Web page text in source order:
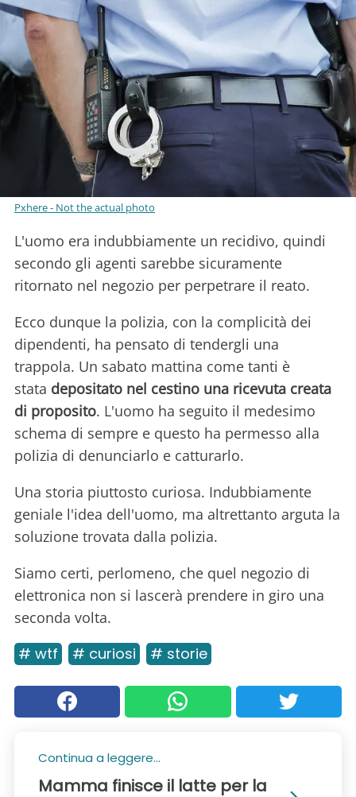
Pxhere - Not the actual photo
L'uomo era indubbiamente un recidivo, quindi
secondo gli agenti sarebbe sicuramente
ritornato nel negozio per perpetrare il reato.
Ecco dunque la polizia, con la complicità dei
dipendenti, ha pensato di tendergli una
trappola. Un sabato mattina come tanti è
stata depositato nel cestino una ricevuta creata
di proposito. L'uomo ha seguito il medesimo
schema di sempre e questo ha permesso alla
polizia di denunciarlo e catturarlo.
Una storia piuttosto curiosa. Indubbiamente
geniale l'idea dell'uomo, ma altrettanto arguta la
soluzione trovata dalla polizia.
Siamo certi, perlomeno, che quel negozio di
elettronica non si lascerà prendere in giro una
seconda volta.
# wtf # curiosi # storie
Continua a leggere...
Mamma finisce il latte per la